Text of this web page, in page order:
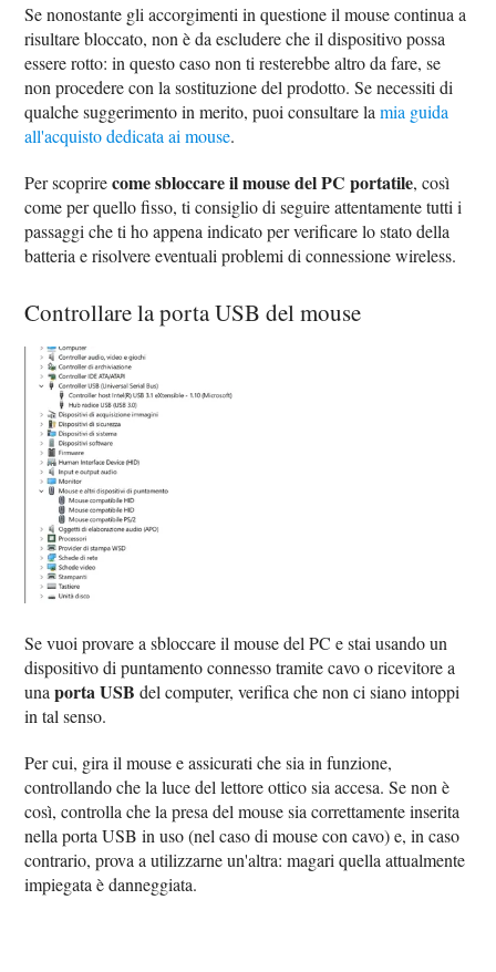
Se nonostante gli accorgimenti in questione il mouse continua a
risultare bloccato, non è da escludere che il dispositivo possa
essere rotto: in questo caso non ti resterebbe altro da fare, se
non procedere con la sostituzione del prodotto. Se necessiti di
qualche suggerimento in merito, puoi consultare lamia guida
all'acquisto dedicata ai mouse.
Per scoprirecome sbloccare il mouse del PC portatile, così
come per quello fisso, ti consiglio di seguire attentamente tutti i
passaggi che ti ho appena indicato per verificare lo stato della
batteria e risolvere eventuali problemi di connessione wireless.
Controllare la porta USB del mouse
Se vuoi provare a sbloccare il mouse del PC e stai usando un
dispositivo di puntamento connesso tramite cavo o ricevitore a
unaporta USB del computer, verifica che non ci siano intoppi
in tal senso.
Per cui, gira il mouse e assicurati che sia in funzione,
controllando che la luce del lettore ottico sia accesa. Se non è
così, controlla che la presa del mouse sia correttamente inserita
nella porta USB in uso (nel caso di mouse con cavo) e, in caso
contrario, prova a utilizzarne un'altra: magari quella attualmente
impiegata è danneggiata.